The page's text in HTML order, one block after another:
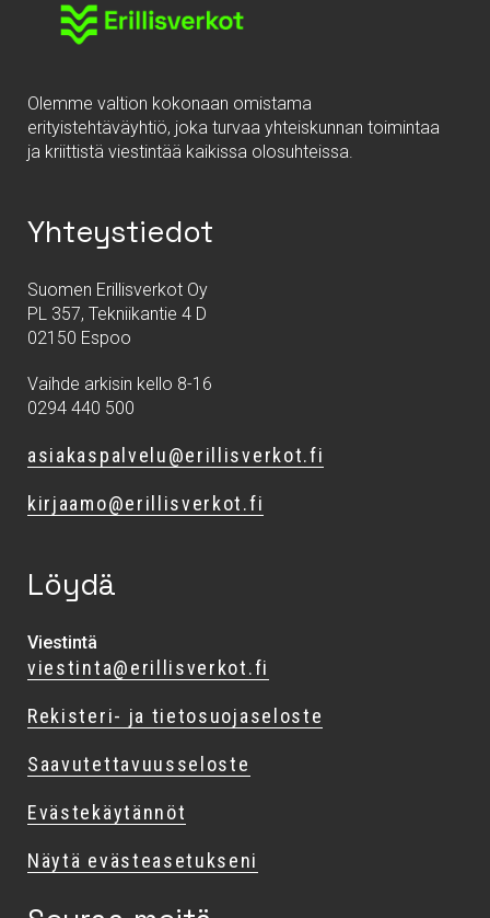
Olemme valtion kokonaan omistama
erityistehtäväyhtiö, joka turvaa yhteiskunnan toimintaa
ja kriittistä viestintää kaikissa olosuhteissa.
Yhteystiedot
Suomen Erillisverkot Oy
PL 357, Tekniikantie 4 D
02150 Espoo
Vaihde arkisin kello 8-16
0294 440 500
asiakaspalvelu@erillisverkot.fi
kirjaamo@erillisverkot.fi
Löydä
Viestintä
viestinta@erillisverkot.fi
Rekisteri- ja tietosuojaseloste
Saavutettavuusseloste
Evästekäytännöt
Näytä evästeasetukseni